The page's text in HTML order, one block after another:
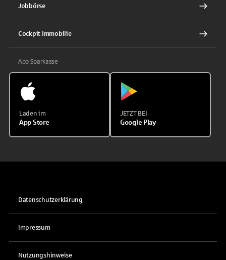
Jobbörse
Cockpit Immobilie
App Sparkasse
Laden im
App Store
JETZT BEI
Google Play
Datenschutzerklärung
Impressum
Nutzungshinweise